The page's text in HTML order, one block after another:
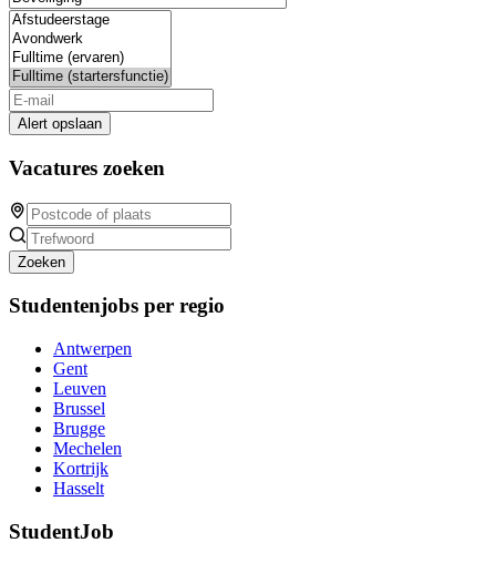
Alert opslaan
Vacatures zoeken
Zoeken
Studentenjobs per regio
Antwerpen
Gent
Leuven
Brussel
Brugge
Mechelen
Kortrijk
Hasselt
StudentJob